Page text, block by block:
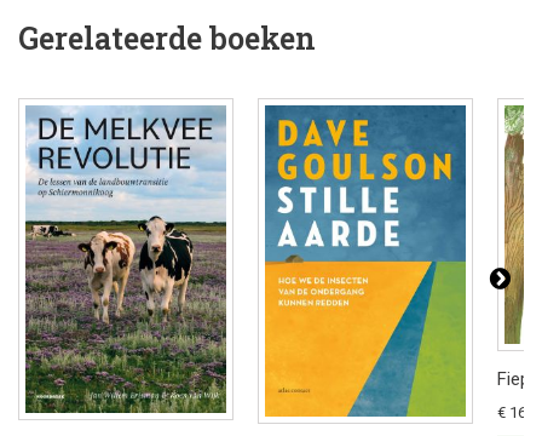
Gerelateerde boeken
Fiep
€